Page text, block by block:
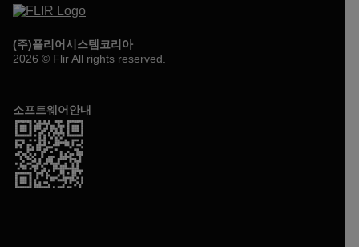
(주)플리어시스템코리아
2026 © Flir All rights reserved.
소프트웨어안내